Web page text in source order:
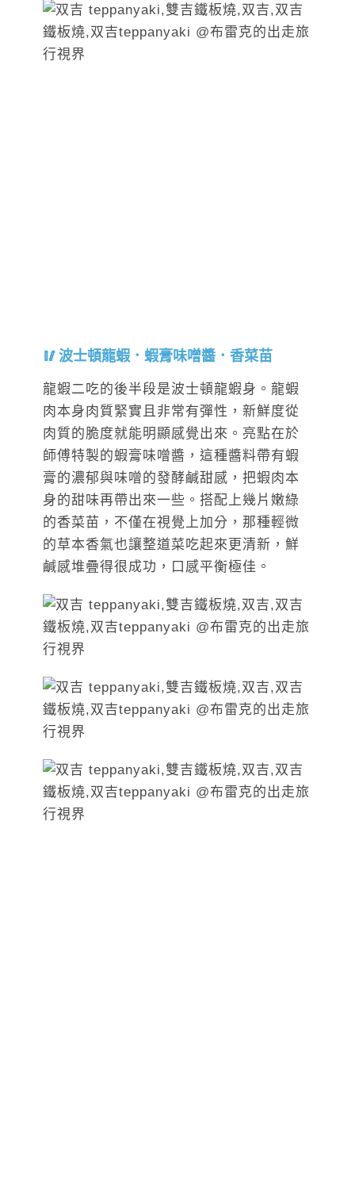
波士頓龍蝦．蝦膏味噌醬．香菜苗
龍蝦二吃的後半段是波士頓龍蝦身。龍蝦
肉本身肉質緊實且非常有彈性，新鮮度從
肉質的脆度就能明顯感覺出來。亮點在於
師傅特製的蝦膏味噌醬，這種醬料帶有蝦
膏的濃郁與味噌的發酵鹹甜感，把蝦肉本
身的甜味再帶出來一些。搭配上幾片嫩綠
的香菜苗，不僅在視覺上加分，那種輕微
的草本香氣也讓整道菜吃起來更清新，鮮
鹹感堆疊得很成功，口感平衡極佳。